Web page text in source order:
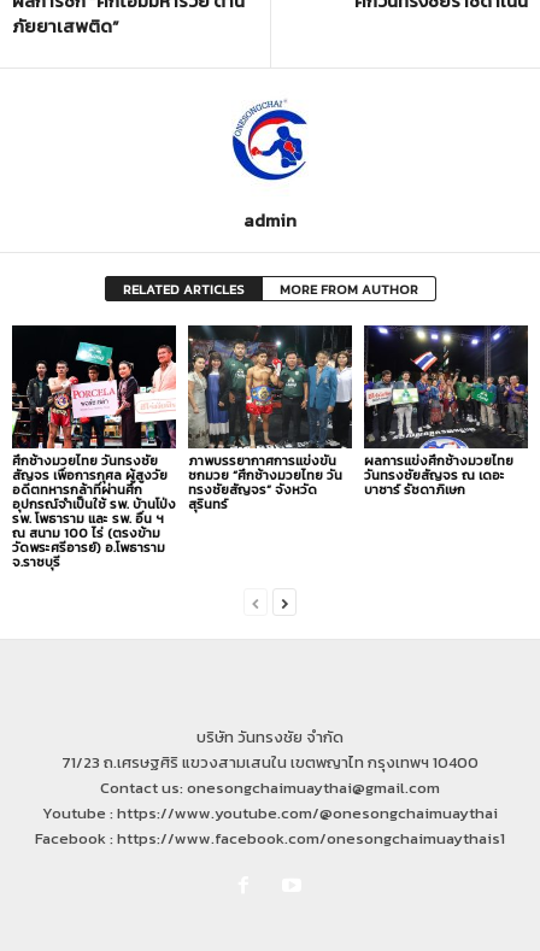
ภัยยาเสพติด”
admin
RELATED ARTICLES MORE FROM AUTHOR
ศึกช้างมวยไทย วันทรงชัย
สัญจร เพื่อการกุศล ผู้สูงวัย
อดีตทหารกล้าที่ผ่านศึก
อุปกรณ์จำเป็นใช้ รพ. บ้านโป่ง
รพ. โพธาราม และ รพ. อื่น ฯ
ณ สนาม 100 ไร่ (ตรงข้าม
วัดพระศรีอารย์) อ.โพธาราม
จ.ราชบุรี
ภาพบรรยากาศการแข่งขัน
ชกมวย “ศึกช้างมวยไทย วัน
ทรงชัยสัญจร” จังหวัด
สุรินทร์
ผลการแข่งศึกช้างมวยไทย
วันทรงชัยสัญจร ณ เดอะ
บาซาร์ รัชดาภิเษก
บริษัท วันทรงชัย จำกัด
71/23 ถ.เศรษฐศิริ แขวงสามเสนใน เขตพญาไท กรุงเทพฯ 10400
Contact us: onesongchaimuaythai@gmail.com
Youtube : https://www.youtube.com/@onesongchaimuaythai
Facebook : https://www.facebook.com/onesongchaimuaythais1